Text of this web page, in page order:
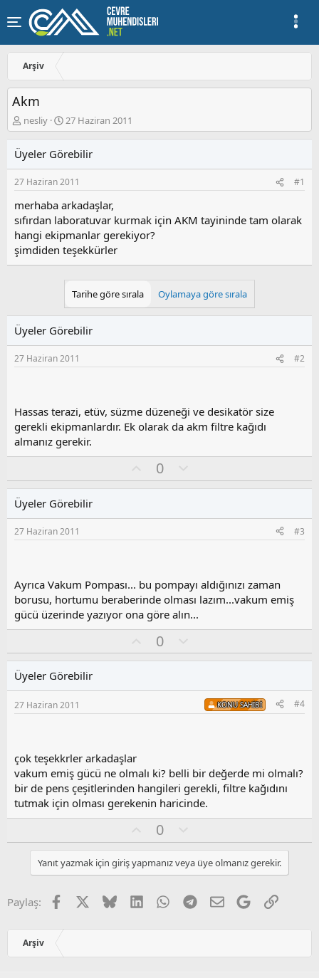
Arşiv
Akm
K
o
u
y
u
a
ş
l
a
nesliy
B
a
l
a
n
ı
ç
t
a
27 Haziran 2011
Üyeler Görebilir
27 Haziran 2011 #1
merhaba arkadaşlar,
sıfırdan laboratuvar kurmak için AKM tayininde tam olarak
hangi ekipmanlar gerekiyor?
şimdiden teşekkürler
Tarihe göre sırala Oylamaya göre sırala
Üyeler Görebilir
27 Haziran 2011 #2
Hassas terazi, etüv, süzme düzeneği ve desikatör size
gerekli ekipmanlardır. Ek olarak da akm filtre kağıdı
almanız gerekir.
y
0
l
s
u
y
l
a
Üyeler Görebilir
27 Haziran 2011 #3
Ayrıca Vakum Pompası... bu pompayı aldığınızı zaman
borusu, hortumu beraberinde olması lazım...vakum emiş
gücü üzerinde yazıyor ona göre alın...
y
0
l
s
u
l
a
Üyeler Görebilir
27 Haziran 2011 KONU SAHIBI #4
çok teşekkrler arkadaşlar
vakum emiş gücü ne olmalı ki? belli bir değerde mi olmalı?
bir de pens çeşitlerinden hangileri gerekli, filtre kağıdını
tutmak için olması gerekenin haricinde.
y
l
a
0
l
u
m
u
z
o
l
Yanıt yazmak için giriş yapmanız veya üye olmanız gerekir.
Paylaş: Facebook BlueskyLinkedInWhatsApp
Telegram
E-postaGoogleLink
Arşiv